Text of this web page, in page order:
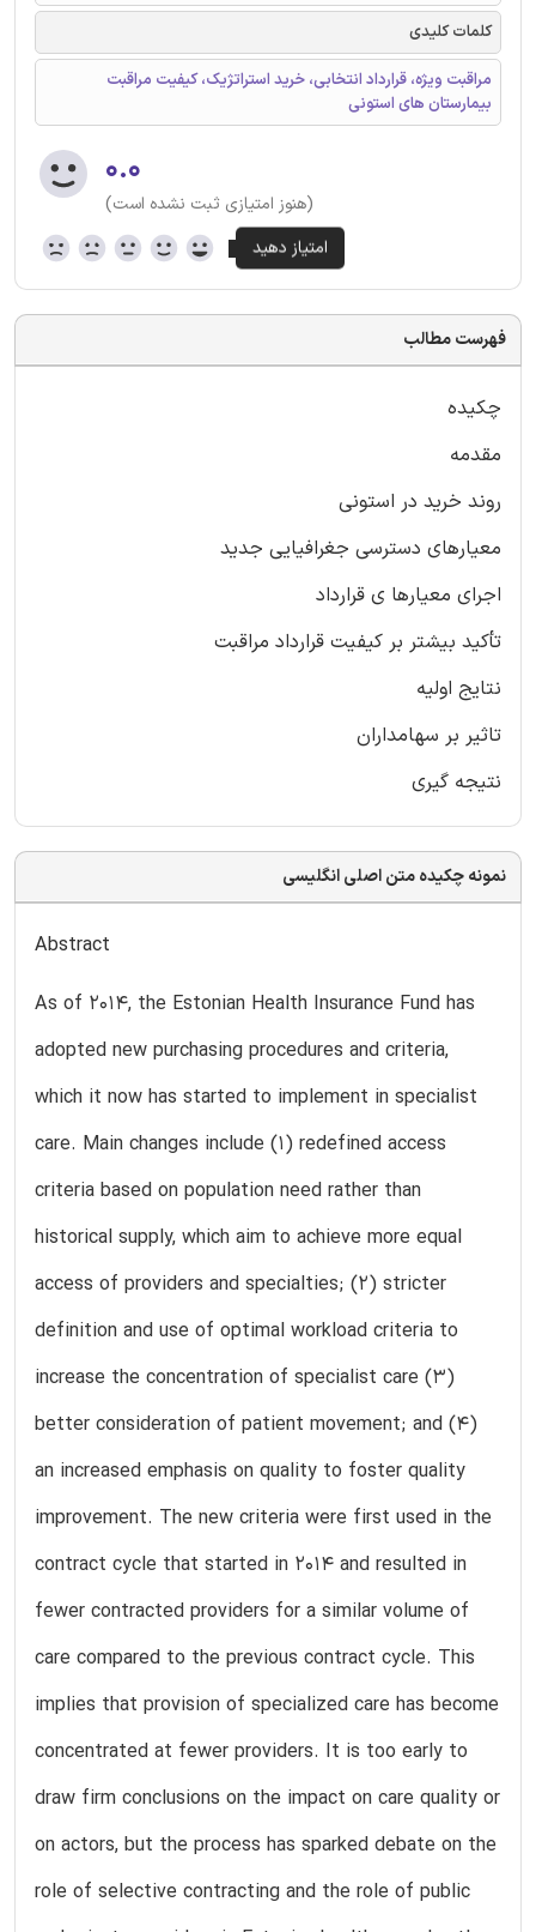
کلمات کلیدی
مراقبت ویژه، قرارداد انتخابی، خرید استراتژیک، کیفیت مراقبت
بیمارستان های استونی
۰.۰
(هنوز امتیازی ثبت نشده است)
فهرست مطالب
چکیده
مقدمه
روند خرید در استونی
معیارهای دسترسی جغرافیایی جدید
اجرای معیارها ی قرارداد
تأکید بیشتر بر کیفیت قرارداد مراقبت
نتایج اولیه
تاثیر بر سهامداران
نتیجه گیری
نمونه چکیده متن اصلی انگلیسی
Abstract
As of 2014, the Estonian Health Insurance Fund has
adopted new purchasing procedures and criteria,
which it now has started to implement in specialist
care. Main changes include (1) redefined access
criteria based on population need rather than
historical supply, which aim to achieve more equal
access of providers and specialties; (2) stricter
definition and use of optimal workload criteria to
increase the concentration of specialist care (3)
better consideration of patient movement; and (4)
an increased emphasis on quality to foster quality
improvement. The new criteria were first used in the
contract cycle that started in 2014 and resulted in
fewer contracted providers for a similar volume of
care compared to the previous contract cycle. This
implies that provision of specialized care has become
concentrated at fewer providers. It is too early to
draw firm conclusions on the impact on care quality or
on actors, but the process has sparked debate on the
role of selective contracting and the role of public